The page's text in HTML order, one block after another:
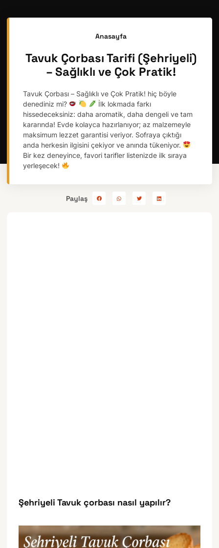
Anasayfa
Tavuk Çorbası Tarifi (Şehriyeli)
– Sağlıklı ve Çok Pratik!
Tavuk Çorbası – Sağlıklı ve Çok Pratik! hiç böyle
denediniz mi?
İlk lokmada farkı
hissedeceksiniz: daha aromatik, daha dengeli ve tam
kararında! Evde kolayca hazırlanıyor; az malzemeyle
maksimum lezzet garantisi veriyor. Sofraya çıktığı
anda herkesin ilgisini çekiyor ve anında tükeniyor.
Bir kez deneyince, favori tarifler listenizde ilk sıraya
yerleşecek!
Paylaş
Şehriyeli Tavuk çorbası nasıl yapılır?